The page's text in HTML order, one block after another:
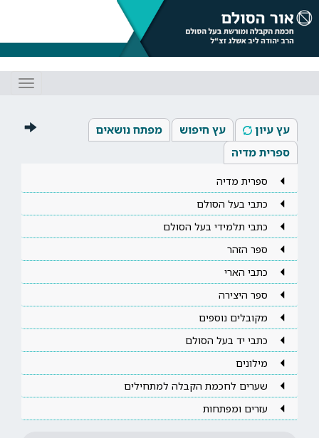
עץ עיון עץ חיפוש
מפתח נושאים
ספרית מדיה
ספרית מדיה
כתבי בעל הסולם
כתבי תלמידי בעל הסולם
ספר הזהר
כתבי הארי
ספר היצירה
מקובלים נוספים
כתבי יד בעל הסולם
מילונים
שערים לחכמת הקבלה למתחילים
עזרים ומפתחות